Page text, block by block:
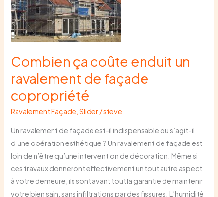
Combien ça coûte enduit un
ravalement de façade
copropriété
Ravalement Façade ,Slider/steve
Un ravalement de façade est-il indispensable ou s’agit-il
d’une opération esthétique ? Un ravalement de façade est
loin de n’être qu’une intervention de décoration. Même si
ces travaux donneront effectivement un tout autre aspect
à votre demeure, ils sont avant tout la garantie de maintenir
votre bien sain, sans infiltrations par des fissures. L’humidité
enduit
un
ravalement
façade
copropriété